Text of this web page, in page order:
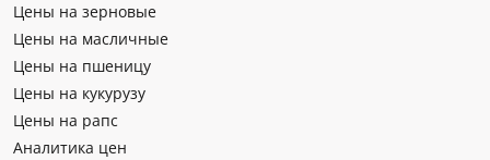
Цены на зерновые
Цены на масличные
Цены на пшеницу
Цены на кукурузу
Цены на рапс
Аналитика цен